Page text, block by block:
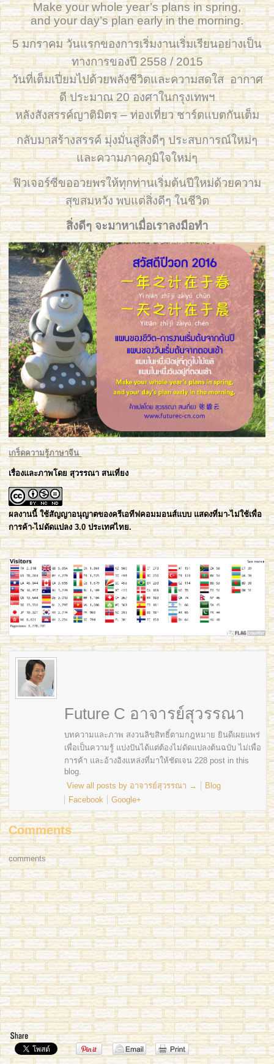
Make your whole year’s plans in spring,
and your day’s plan early in the morning.
5 มกราคม วันแรกของการเริ่มงานเริ่มเรียนอย่างเป็น
ทางการของปี 2558 / 2015
วันที่เต็มเปี่ยมไปด้วยพลังชีวิตและความสดใส อากาศ
ดี ประมาณ 20 องศาในกรุงเทพฯ
หลังสังสรรค์ญาติมิตร – ท่องเที่ยว ชาร์ตแบตกันเต็ม
กลับมาสร้างสรรค์ มุ่งมั่นสู่สิ่งดีๆ ประสบการณ์ใหม่ๆ
และความภาคภูมิใจใหม่ๆ
ฟิวเจอร์ซีขออวยพรให้ทุกท่านเริ่มต้นปีใหม่ด้วยความ
สุขสมหวัง พบแต่สิ่งดีๆ ในชีวิต
สิ่งดีๆ จะมาหาเมื่อเราลงมือทำ
เกร็ดความรู้ภาษาจีน
เรื่องและภาพโดย สุวรรณา สนเที่ยง
ผลงานนี้ ใช้สัญญาอนุญาตของครีเอทีฟคอมมอนส์แบบ แสดงที่มา-ไม่ใช้เพื่อ
การค้า-ไม่ดัดแปลง 3.0 ประเทศไทย.
Future C อาจารย์สุวรรณา
บทความและภาพ สงวนลิขสิทธิ์ตามกฎหมาย ยินดีเผยแพร่
เพื่อเป็นความรู้ แบ่งปันได้แต่ต้องไม่ดัดแปลงต้นฉบับ ไม่เพื่อ
การค้า และอ้างอิงแหล่งที่มาให้ชัดเจน 228 post in this
blog.
View all posts by อาจารย์สุวรรณา →
Blog
Facebook
Google+
Comments
comments